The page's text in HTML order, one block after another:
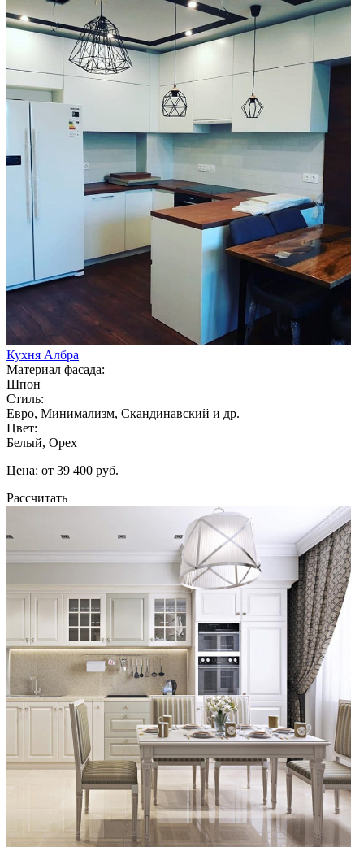
Кухня Албра
Материал фасада:
Шпон
Стиль:
Евро, Минимализм, Скандинавский и др.
Цвет:
Белый, Орех
Цена: от 39 400 руб.
Рассчитать